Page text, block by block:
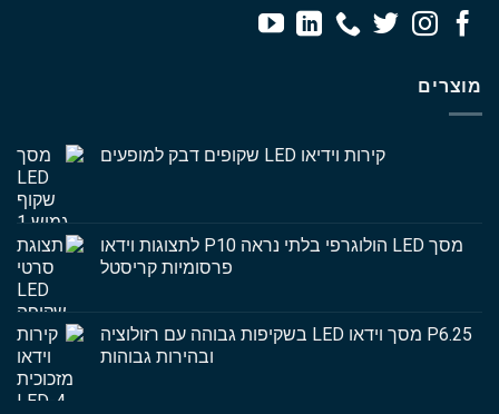
מוצרים
קירות וידיאו LED שקופים דבק למופעים
מסך LED הולוגרפי בלתי נראה P10 לתצוגות וידאו
פרסומיות קריסטל
P6.25 מסך וידאו LED בשקיפות גבוהה עם רזולוציה
ובהירות גבוהות